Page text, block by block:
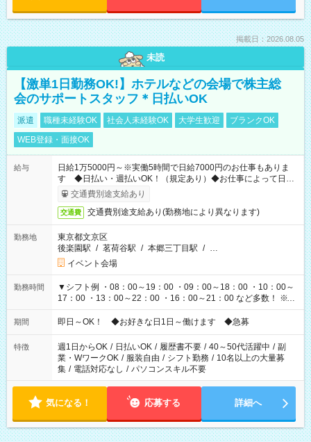
掲載日：2026.08.05
未読
【激単1日勤務OK!】ホテルなどの会場で株主総
会のサポートスタッフ＊日払いOK
派遣 職種未経験OK 社会人未経験OK 大学生歓迎
ブランクOK
WEB登録・面接OK
給与
日給1万5000円～※実働5時間で日給7000円のお仕事もありま
す ◆日払い・週払いOK！（規定あり）◆お仕事によって日給
も異なります
交通費別途支給あり
交通費 交通費別途支給あり(勤務地により異なります)
勤務地
東京都文京区
後楽園駅 / 茗荷谷駅 / 本郷三丁目駅 / …
イベント会場
勤務時間
▼シフト例 ・08：00～19：00 ・09：00～18：00 ・10：00～
17：00 ・13：00～22：00 ・16：00～21：00 など多数！ ※お
仕事により勤務時間が異なります
期間 即日～OK！ ◆お好きな日1日～働けます ◆急募
特徴 週1日からOK / 日払いOK / 履歴書不要 / 40～50代活躍中 / 副
業・WワークOK / 服装自由 / シフト勤務 / 10名以上の大量募
集 / 電話対応なし / パソコンスキル不要
気になる！ 応募する 詳細へ